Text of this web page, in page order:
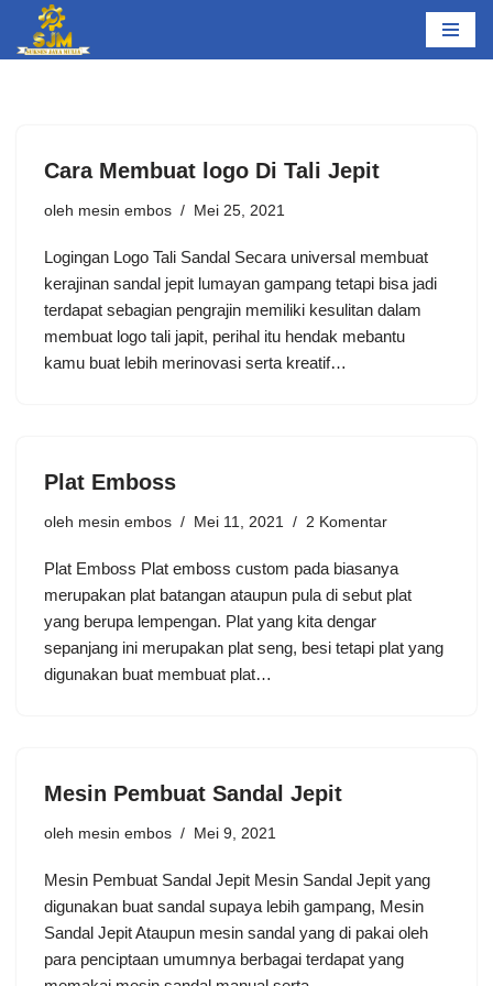
Lompat
Cara Membuat logo Di Tali Jepit
oleh mesin embos Mei 25, 2021
Logingan Logo Tali Sandal Secara universal membuat
kerajinan sandal jepit lumayan gampang tetapi bisa jadi
terdapat sebagian pengrajin memiliki kesulitan dalam
membuat logo tali japit, perihal itu hendak mebantu
kamu buat lebih merinovasi serta kreatif…
Plat Emboss
oleh mesin embos Mei 11, 2021 2 Komentar
Plat Emboss Plat emboss custom pada biasanya
merupakan plat batangan ataupun pula di sebut plat
yang berupa lempengan. Plat yang kita dengar
sepanjang ini merupakan plat seng, besi tetapi plat yang
digunakan buat membuat plat…
Mesin Pembuat Sandal Jepit
oleh mesin embos Mei 9, 2021
Mesin Pembuat Sandal Jepit Mesin Sandal Jepit yang
digunakan buat sandal supaya lebih gampang, Mesin
Sandal Jepit Ataupun mesin sandal yang di pakai oleh
para penciptaan umumnya berbagai terdapat yang